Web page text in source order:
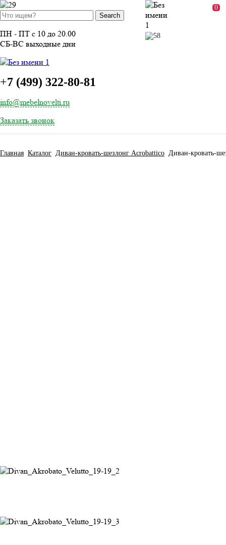
0
ПН - ПТ с 10 до 20.00
СБ-ВС выходные дни
+7 (499) 322-80-81
info@mebelnovelti.ru
Заказать звонок
Главная Каталог Диван-кровать-шезлонг Acrobattico Диван-кровать-